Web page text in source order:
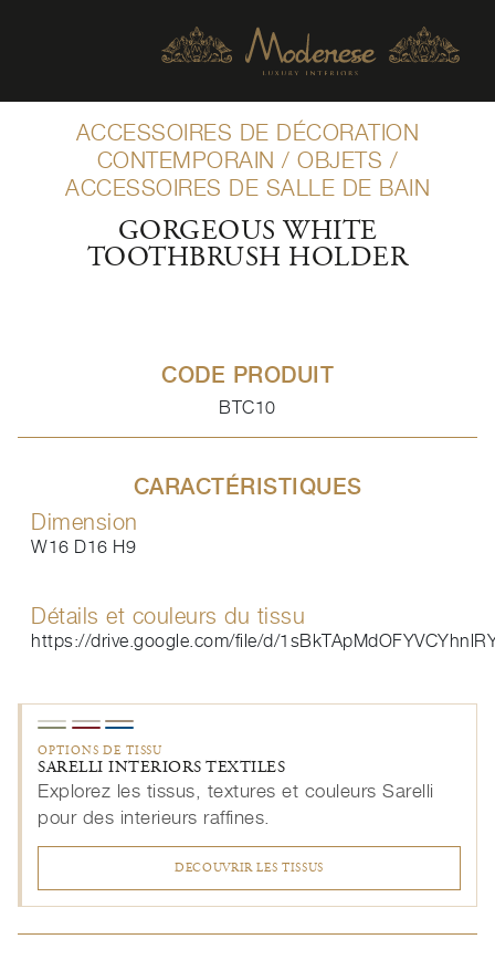
ACCESSOIRES DE DÉCORATION
CONTEMPORAIN /OBJETS /
ACCESSOIRES DE SALLE DE BAIN
GORGEOUS WHITE
TOOTHBRUSH HOLDER
CODE PRODUIT
BTC10
CARACTÉRISTIQUES
Dimension
W16 D16 H9
Détails et couleurs du tissu
https://drive.google.com/file/d/
OPTIONS DE TISSU
SARELLI INTERIORS TEXTILES
Explorez les tissus, textures et couleurs Sarelli
pour des interieurs raffines.
DECOUVRIR LES TISSUS